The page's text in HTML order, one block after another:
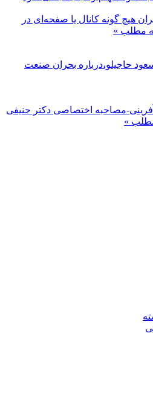
هیچ گونه کانال یا صفحه‌ای در
مطلب »
حاجیلو،درباره بحران صنعت
آفرینی-مصاحبه اختصاصی دکتر حنیفی
مطلب »